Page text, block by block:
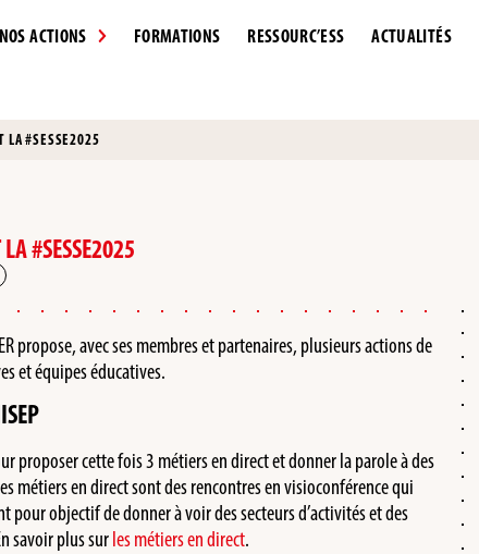
NOS ACTIONS FORMATIONS RESSOURC’ESS ACTUALITÉS
LA #SESSE2025
#SESSE2025
propose, avec ses membres et partenaires, plusieurs actions de
et équipes éducatives.
proposer cette fois 3 métiers en direct et donner la parole à des
métiers en direct sont des rencontres en visioconférence qui
pour objectif de donner à voir des secteurs d’activités et des
savoir plus surles métiers en direct.